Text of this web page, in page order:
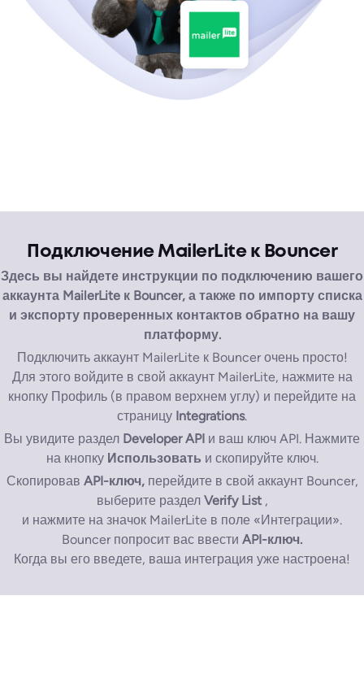
Подключение MailerLite к Bouncer
Здесь вы найдете инструкции по подключению вашего
аккаунта MailerLite к Bouncer, а также по импорту списка
и экспорту проверенных контактов обратно на вашу
платформу.
Подключить аккаунт MailerLite к Bouncer очень просто!
Для этого войдите в свой аккаунт MailerLite, нажмите на
кнопку Профиль (в правом верхнем углу) и перейдите на
страницу Integrations.
Вы увидите раздел Developer API и ваш ключ API. Нажмите
на кнопку Использовать и скопируйте ключ.
Скопировав API-ключ,перейдите в свой аккаунт Bouncer,
выберите раздел Verify List,
и нажмите на значок MailerLite в поле «Интеграции».
Bouncer попросит вас ввести API-ключ.
Когда вы его введете, ваша интеграция уже настроена!